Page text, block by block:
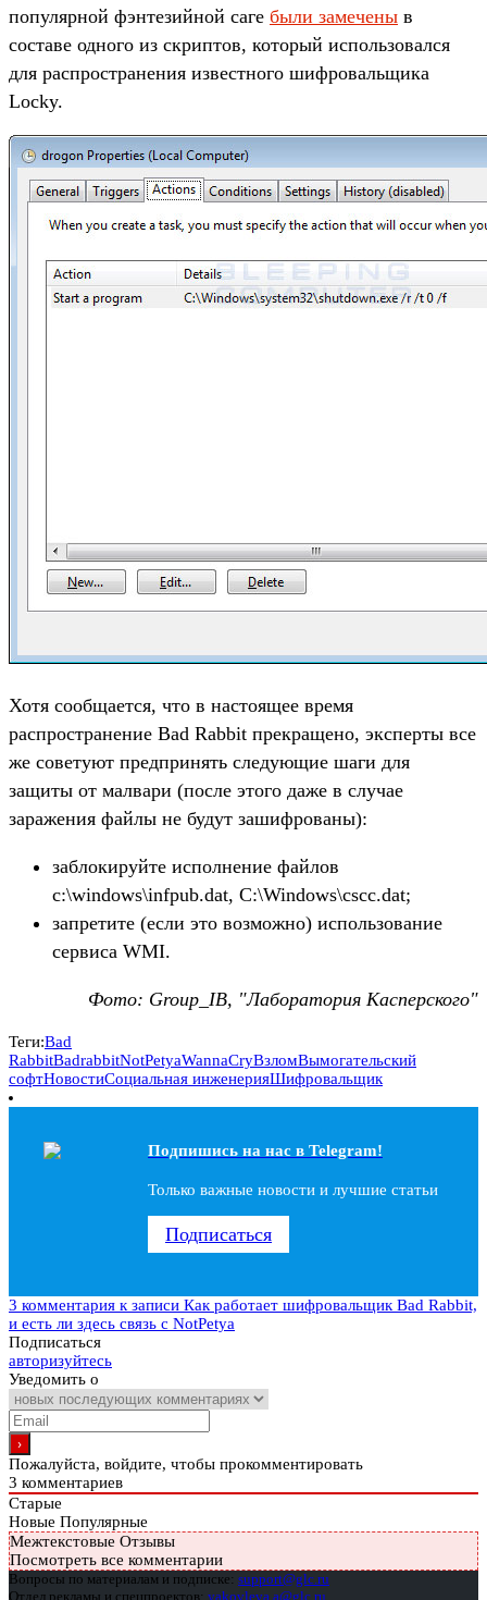
популярной фэнтезийной саге были замечены в
составе одного из скриптов, который использовался
для распространения известного шифровальщика
Locky.
Хотя сообщается, что в настоящее время
распространение Bad Rabbit прекращено, эксперты все
же советуют предпринять следующие шаги для
защиты от малвари (после этого даже в случае
заражения файлы не будут зашифрованы):
заблокируйте исполнение файлов
c:\windows\infpub.dat, C:\Windows\cscc.dat;
запретите (если это возможно) использование
сервиса WMI.
Фото: Group_IB, "Лаборатория Касперского"
Теги:Bad
RabbitBadrabbitNotPetyaWannaCryВзломВымогательский
софтНовостиСоциальная инженерияШифровальщик
Подпишись на наc в Telegram!
Только важные новости и лучшие статьи
Подписаться
3 комментария к записи Как работает шифровальщик Bad Rabbit,
и есть ли здесь связь с NotPetya
Подписаться
авторизуйтесь
Уведомить о
Пожалуйста, войдите, чтобы прокомментировать
3 комментариев
Старые
Новые Популярные
Межтекстовые Отзывы
Посмотреть все комментарии
Вопросы по материалам и подписке: support@glc.ru
Отдел рекламы и спецпроектов: yakovleva.a@glc.ru